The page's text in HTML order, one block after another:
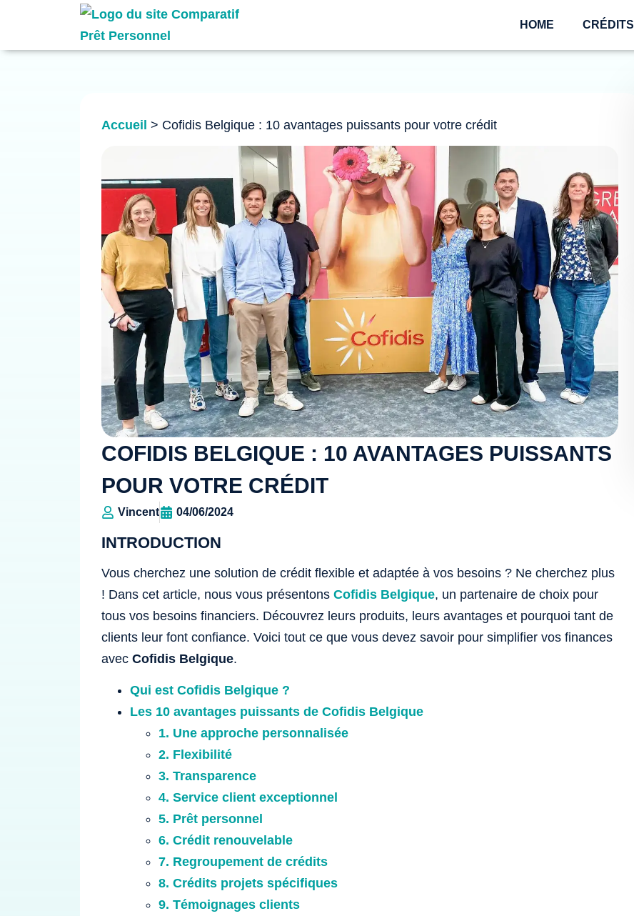
HOME CRÉDITS
Accueil > Cofidis Belgique : 10 avantages puissants pour votre crédit
COFIDIS BELGIQUE : 10 AVANTAGES PUISSANTS
POUR VOTRE CRÉDIT
Vincent 04/06/2024
INTRODUCTION
Vous cherchez une solution de crédit flexible et adaptée à vos besoins ? Ne cherchez plus
! Dans cet article, nous vous présentons Cofidis Belgique, un partenaire de choix pour
tous vos besoins financiers. Découvrez leurs produits, leurs avantages et pourquoi tant de
clients leur font confiance. Voici tout ce que vous devez savoir pour simplifier vos finances
avec Cofidis Belgique.
Qui est Cofidis Belgique ?
Les 10 avantages puissants de Cofidis Belgique
1. Une approche personnalisée
2. Flexibilité
3. Transparence
4. Service client exceptionnel
5. Prêt personnel
6. Crédit renouvelable
7. Regroupement de crédits
8. Crédits projets spécifiques
9. Témoignages clients